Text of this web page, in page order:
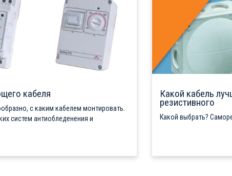
кабеля
с каким кабелем монтировать.
систем антиобледенения и
Какой кабель
резистивного
Какой выбрать?